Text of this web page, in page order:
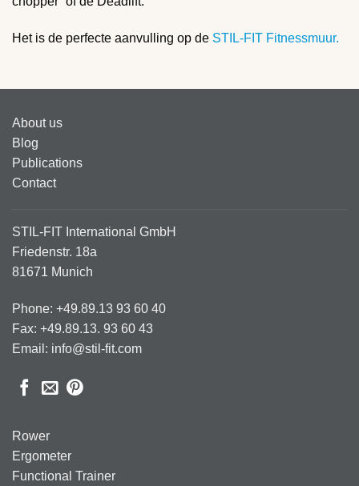
Het is de perfecte aanvulling op de STIL-FIT Fitnessmuur.
About us
Blog
Publications
Contact
STIL-FIT International GmbH
Friedenstr. 18a
81671 Munich
Phone: +49.89.13 93 60 40
Fax: +49.89.13. 93 60 43
Email: info@stil-fit.com
Rower
Ergometer
Functional Trainer